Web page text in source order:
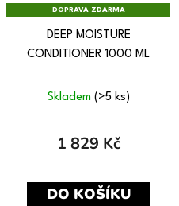
DOPRAVA ZDARMA
DEEP MOISTURE
CONDITIONER 1000 ML
Skladem (>5 ks)
1 829 Kč
DO KOŠÍKU